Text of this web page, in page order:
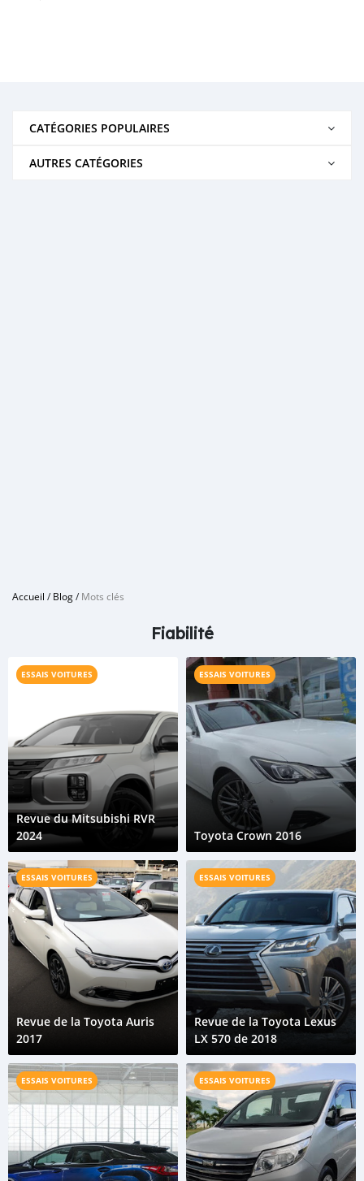
CATÉGORIES POPULAIRES
AUTRES CATÉGORIES
Accueil /Blog/Mots clés
Fiabilité
ESSAIS VOITURES
Revue du Mitsubishi RVR
2024
ESSAIS VOITURES
Toyota Crown 2016
ESSAIS VOITURES
Revue de la Toyota Auris
2017
ESSAIS VOITURES
Revue de la Toyota Lexus
LX 570 de 2018
ESSAIS VOITURES ESSAIS VOITURES